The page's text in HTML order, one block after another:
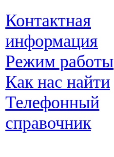
Контактная
информация
Режим работы
Как нас найти
Телефонный
справочник